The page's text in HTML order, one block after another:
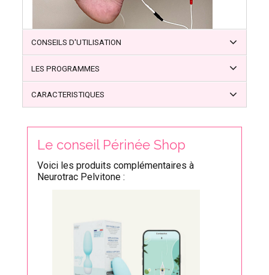
CONSEILS D'UTILISATION
LES PROGRAMMES
CARACTERISTIQUES
Le conseil Périnée Shop
Voici les produits complémentaires à
Neurotrac Pelvitone :